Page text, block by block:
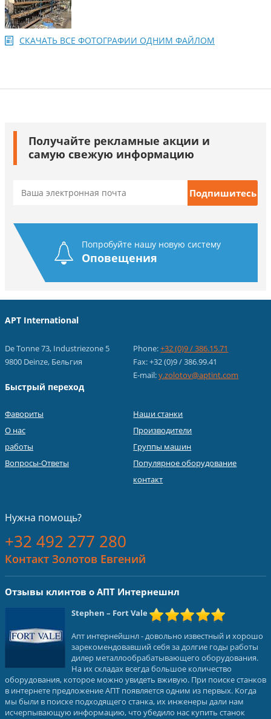
СКАЧАТЬ ВСЕ ФОТОГРАФИИ ОДНИМ ФАЙЛОМ
Получайте рекламные акции и
самую свежую информацию
Попробуйте нашу новую систему
Оповещения
APT International
De Tonne 73, Industriezone 5
9800 Deinze, Бельгия
Phone:+32 (0)9 / 386.15.71
Fax: +32 (0)9 / 386.99.41
E-mail:y.zolotov@aptint.com
Быстрый переход
Фавориты
О нас
работы
Вопросы-Ответы
Наши станки
Производители
Группы машин
Популярное оборудование
контакт
Нужна помощь?
+32 492 277 280
Контакт Золотов Евгений
Отзывы клинтов о АПТ Интернешнл
Stephen – Fort Vale
Апт интернейшнл - довольно известный и хорошо
зарекомендовавший себя за долгие годы работы
дилер металлообрабатывающего оборудования.
На их складах всегда большое количество
оборудования, которое можно увидеть вживую. При поиске станков
в интернете предложение АПТ появляется одним из первых. Когда
мы были в поиске подходящего станка, их инженеры дали нам
исчерпывающую информацию, что убедило нас купить станок